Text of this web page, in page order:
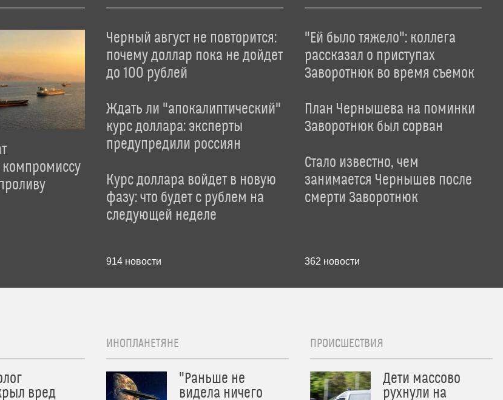
компромиссу
Черный август не повторится:
почему доллар пока не дойдет
до 100 рублей
Ждать ли "апокалиптический"
курс доллара: эксперты
предупредили россиян
Курс доллара войдет в новую
фазу: что будет с рублем на
следующей неделе
914новости
"Ей было тяжело": коллега
рассказал о приступах
Заворотнюк во время съемок
План Чернышева на поминки
Заворотнюк был сорван
Стало известно, чем
занимается Чернышев после
смерти Заворотнюк
362 новости
вред
ИНОПЛАНЕТЯНЕ
"Раньше не
видела ничего
ПРОИСШЕСТВИЯ
Дети массово
рухнули на